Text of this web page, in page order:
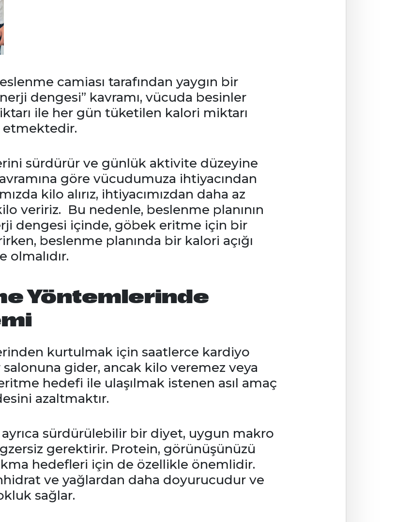
camiası tarafından yaygın bir
dengesi” kavramı, vücuda besinler
ile her gün tüketilen kalori miktarı
etmektedir.
sürdürür ve günlük aktivite düzeyine
göre vücudumuza ihtiyacından
kilo alırız, ihtiyacımızdan daha az
veririz. Bu nedenle, beslenme planının
dengesi içinde, göbek eritme için bir
beslenme planında bir kalori açığı
Yöntemlerinde
kurtulmak için saatlerce kardiyo
gider, ancak kilo veremez veya
hedefi ile ulaşılmak istenen asıl amaç
azaltmaktır.
ayrıca sürdürülebilir bir diyet, uygun makro
gerektirir. Protein, görünüşünüzü
hedefleri için de özellikle önemlidir.
ve yağlardan daha doyurucudur ve
sağlar.